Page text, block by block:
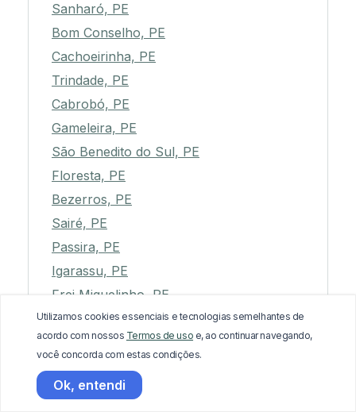
Sanharó, PE
Bom Conselho, PE
Cachoeirinha, PE
Trindade, PE
Cabrobó, PE
Gameleira, PE
São Benedito do Sul, PE
Floresta, PE
Bezerros, PE
Sairé, PE
Passira, PE
Igarassu, PE
Frei Miguelinho, PE
Toritama, PE
Ipubi, PE
Petrolândia, PE
Utilizamos cookies essenciais e tecnologias semelhantes de
acordo com nossos Termos de uso e, ao continuar navegando,
você concorda com estas condições.
Ok, entendi